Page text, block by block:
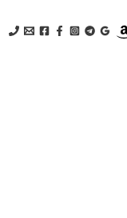
Inhalt